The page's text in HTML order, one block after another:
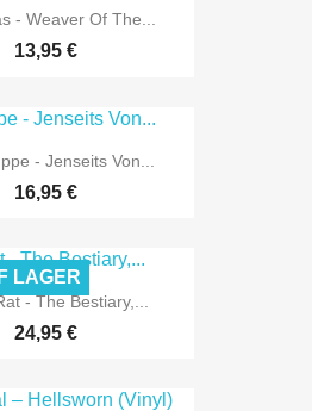
- Weaver Of The...
13,95 €
- Jenseits Von...
16,95 €
- The Bestiary,...
24,95 €
LAGER